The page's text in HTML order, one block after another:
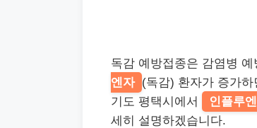
독감 예방접종은 감염병
엔자 (독감) 환자가 증가
기도 평택시에서
인플루
세히 설명하겠습니다.